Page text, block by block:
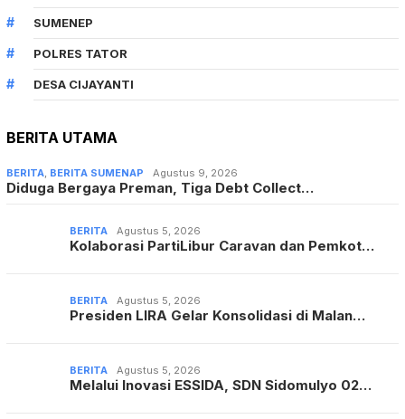
SUMENEP
POLRES TATOR
DESA CIJAYANTI
BERITA UTAMA
BERITA, BERITA SUMENAP Agustus 9, 2026
Diduga Bergaya Preman, Tiga Debt Collect…
BERITA Agustus 5, 2026
Kolaborasi PartiLibur Caravan dan Pemkot…
BERITA Agustus 5, 2026
Presiden LIRA Gelar Konsolidasi di Malan…
BERITA Agustus 5, 2026
Melalui Inovasi ESSIDA, SDN Sidomulyo 02…